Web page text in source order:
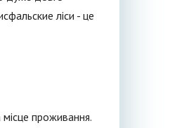
ліси - це
проживання.